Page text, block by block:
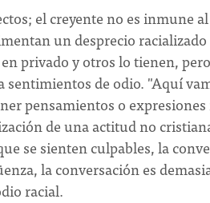
el creyente no es inmune
un desprecio
privado y otros lo tienen,
de odio. "Aquí
pensamientos o
de una actitud no
se sienten culpables, la
la conversación es
racial.